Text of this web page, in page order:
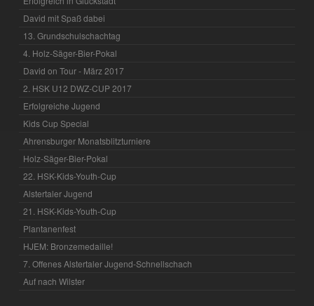
David mit Spaß dabei
13. Grundschulschachtag
4. Holz-Säger-Bier-Pokal
David on Tour - März 2017
2. HSK U12 DWZ-CUP 2017
Erfolgreiche Jugend
Kids Cup Special
Ahrensburger Monatsblitzturniere
Holz-Säger-Bier-Pokal
22. HSK-Kids-Youth-Cup
Alstertaler Jugend
21. HSK-Kids-Youth-Cup
Plantanenfest
HJEM: Bronzemedaille!
7. Offenes Alstertaler Jugend-Schnellschach
Auf nach Wilster